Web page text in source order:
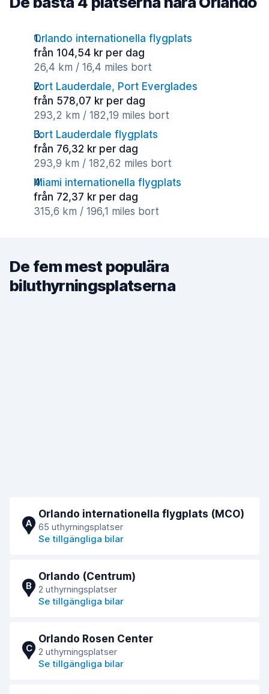
Orlando internationella flygplats
från 104,54 kr per dag
26,4 km / 16,4 miles bort
Fort Lauderdale, Port Everglades
från 578,07 kr per dag
293,2 km / 182,19 miles bort
Fort Lauderdale flygplats
från 76,32 kr per dag
293,9 km / 182,62 miles bort
Miami internationella flygplats
från 72,37 kr per dag
315,6 km / 196,1 miles bort
De fem mest populära
biluthyrningsplatserna
A
Orlando internationella flygplats (MCO)
65 uthyrningsplatser
Se tillgängliga bilar
B
Orlando (Centrum)
2 uthyrningsplatser
Se tillgängliga bilar
C
Orlando Rosen Center
2 uthyrningsplatser
Se tillgängliga bilar